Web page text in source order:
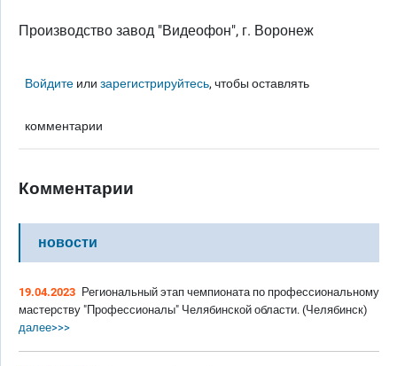
Производство завод "Видеофон", г. Воронеж
Войдите илизарегистрируйтесь, чтобы оставлять
комментарии
Комментарии
новости
19.04.2023 Региональный этап чемпионата по профессиональному
мастерству "Профессионалы" Челябинской области. (Челябинск)
далее>>>